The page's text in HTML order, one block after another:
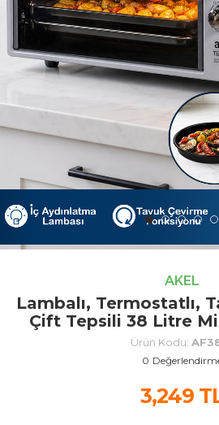
AKEL
Lambalı, Termostatlı,
Çift Tepsili 38 Litre
Ürün Kodu:
0
3,249